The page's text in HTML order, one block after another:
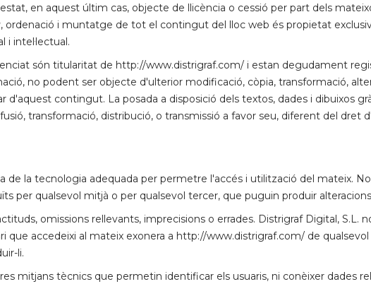
en aquest últim cas, objecte de llicència o cessió per part dels
ordenació i muntatge de tot el contingut del lloc web és propietat
i intel·lectual.
són titularitat de http://www.distrigraf.com/ i estan degudament
no podent ser objecte d'ulterior modificació, còpia, transformació,
contingut. La posada a disposició dels textos, dades i dibuixos
transformació, distribució, o transmissió a favor seu, diferent del
de la tecnologia adequada per permetre l'accés i utilització del mateix.
per qualsevol mitjà o per qualsevol tercer, que puguin produir
omissions rellevants, imprecisions o errades. Distrigraf Digital, S.L.
que accedeixi al mateix exonera a http://www.distrigraf.com/ de
li.
mitjans tècnics que permetin identificar els usuaris, ni conèixer dades